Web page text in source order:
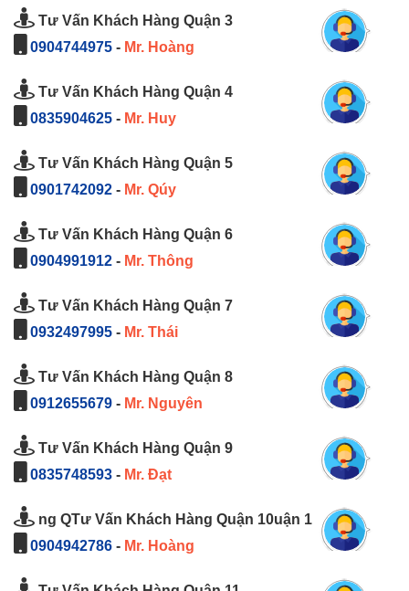
Tư Vấn Khách Hàng Quận 3
0904744975 - Mr. Hoàng
Tư Vấn Khách Hàng Quận 4
0835904625 - Mr. Huy
Tư Vấn Khách Hàng Quận 5
0901742092 - Mr. Qúy
Tư Vấn Khách Hàng Quận 6
0904991912 - Mr. Thông
Tư Vấn Khách Hàng Quận 7
0932497995 - Mr. Thái
Tư Vấn Khách Hàng Quận 8
0912655679 - Mr. Nguyên
Tư Vấn Khách Hàng Quận 9
0835748593 - Mr. Đạt
ng QTư Vấn Khách Hàng Quận 10uận 1
0904942786 - Mr. Hoàng